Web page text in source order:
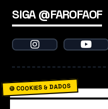
SIGA @FAROFAOF
🍪 COOKIES & DADOS